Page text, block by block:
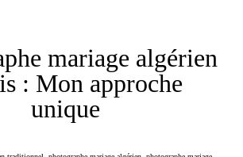
mariage algérien
: Mon approche
unique